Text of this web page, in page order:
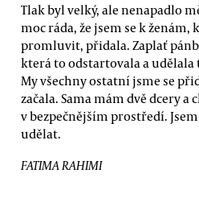
Tlak byl velký, ale nenapadlo
moc ráda, že jsem se k ženám,
promluvit, přidala. Zaplať
která to odstartovala a
My všechny ostatní jsme se
začala. Sama mám dvě dcery a
v bezpečnějším prostředí.
udělat.
FATIMA RAHIMI